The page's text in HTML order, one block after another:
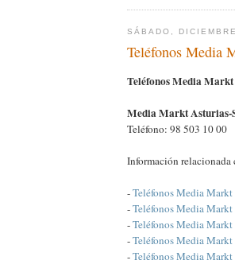
SÁBADO,
Teléfonos Media
Teléfonos Media
Media Markt Asturias-
Teléfono: 98 503 10 00
Información relacionada
-Teléfonos Media
-Teléfonos Media
-Teléfonos Media
-Teléfonos Media
-Teléfonos Media Markt